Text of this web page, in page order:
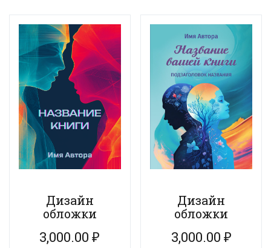
Дизайн
обложки
3,000.00₽
Дизайн
обложки
3,000.00 ₽